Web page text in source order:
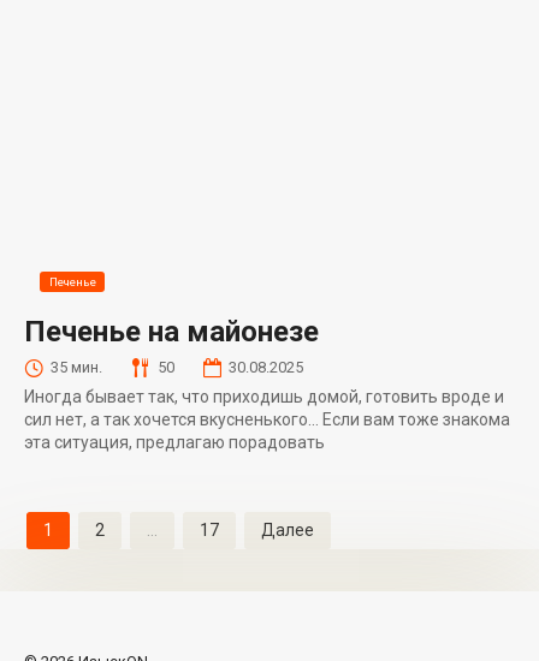
Печенье
Печенье на майонезе
35 мин. 50 30.08.2025
Иногда бывает так, что приходишь домой, готовить вроде и
сил нет, а так хочется вкусненького… Если вам тоже знакома
эта ситуация, предлагаю порадовать
Навигация
по
1 2 17 Далее